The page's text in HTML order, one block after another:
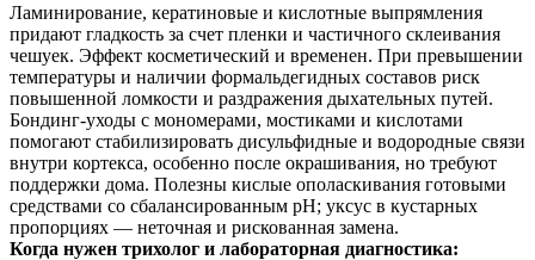
Ламинирование, кератиновые и кислотные выпрямления
придают гладкость за счет пленки и частичного склеивания
чешуек. Эффект косметический и временен. При превышении
температуры и наличии формальдегидных составов риск
повышенной ломкости и раздражения дыхательных путей.
Бондинг‑уходы с мономерами, мостиками и кислотами
помогают стабилизировать дисульфидные и водородные связи
внутри кортекса, особенно после окрашивания, но требуют
поддержки дома. Полезны кислые ополаскивания готовыми
средствами со сбалансированным pH; уксус в кустарных
пропорциях — неточная и рискованная замена.
Когда нужен трихолог и лабораторная диагностика: